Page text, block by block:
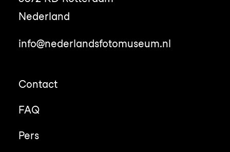
Nederland
info@nederlandsfotomuseum.nl
Contact
FAQ
Pers